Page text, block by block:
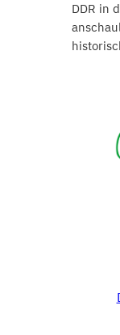
DDR in